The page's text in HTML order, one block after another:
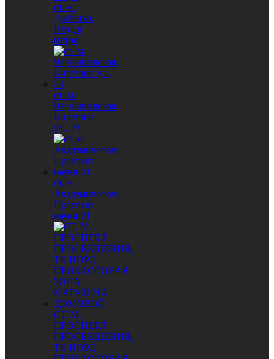
ст. м.
Дыбенко.
Вход в
метро
ст .м.
Чернышевская,
Кирочная
ул., 23
ст. м.
Академическая,
Проспект
науки,21
СТ. М.
ПРОСПЕКТ
ПРОСВЕЩЕНИЯ,
ТК НОРД